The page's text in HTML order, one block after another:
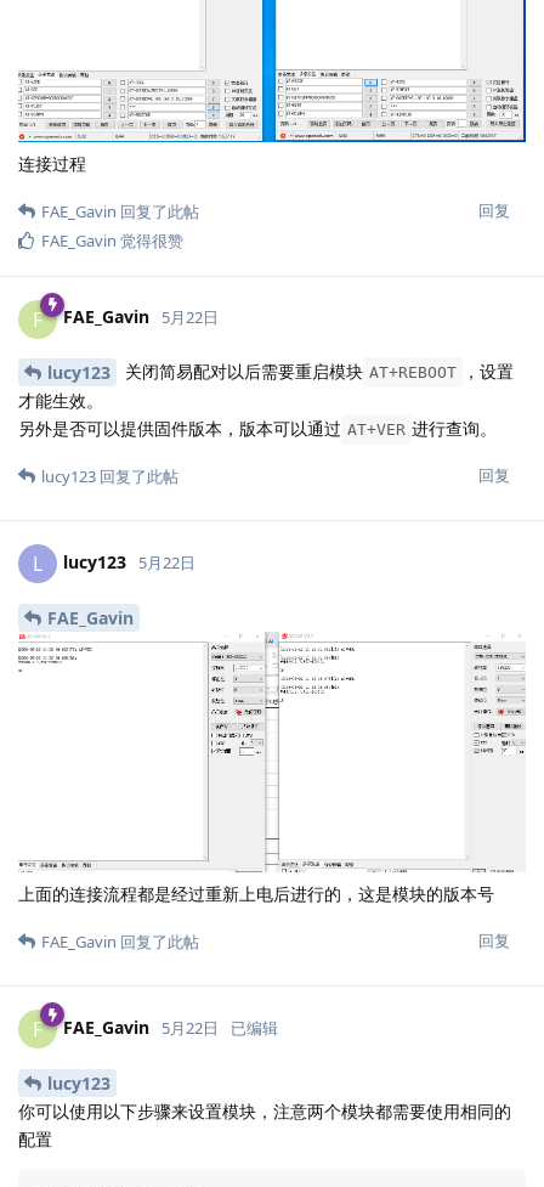
连接过程
回复
FAE_Gavin 回复了此帖
FAE_Gavin 觉得很赞
F FAE_Gavin 5月22日
lucy123 关闭简易配对以后需要重启模块 AT+REBOOT
，设置
才能生效。
另外是否可以提供固件版本，版本可以通过 AT+VER 进行查询。
回复
lucy123 回复了此帖
L lucy123 5月22日
FAE_Gavin
上面的连接流程都是经过重新上电后进行的，这是模块的版本号
回复
FAE_Gavin 回复了此帖
F FAE_Gavin 5月22日 已编辑
lucy123
你可以使用以下步骤来设置模块，注意两个模块都需要使用相同的
配置